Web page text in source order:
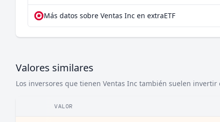
Más datos sobre Ventas Inc en extraETF
Valores similares
Los inversores que tienen Ventas Inc también suelen invertir
VALOR